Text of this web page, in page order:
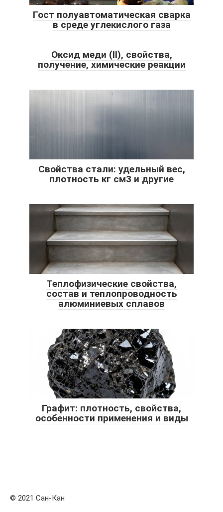
Гост полуавтоматическая сварка
в среде углекислого газа
Оксид меди (II), свойства,
получение, химические реакции
Свойства стали: удельный вес,
плотность кг см3 и другие
Теплофизические свойства,
состав и теплопроводность
алюминиевых сплавов
Графит: плотность, свойства,
особенности применения и виды
© 2021 Сан-Кан